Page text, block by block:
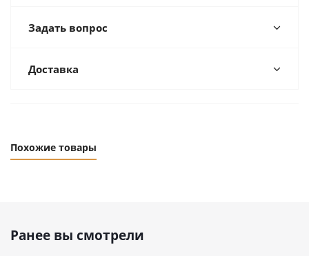
Задать вопрос
Доставка
Похожие товары
Ранее вы смотрели